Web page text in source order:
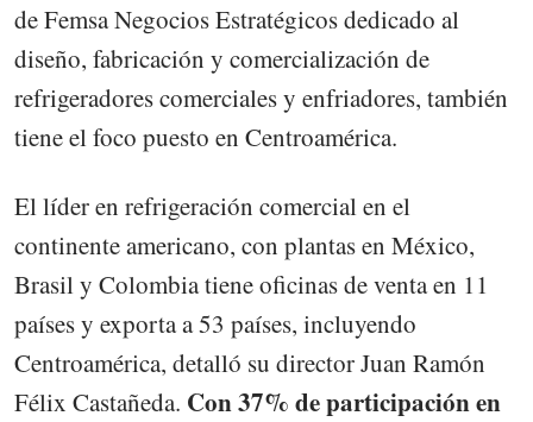
de Femsa Negocios Estratégicos dedicado al
diseño, fabricación y comercialización de
refrigeradores comerciales y enfriadores, también
tiene el foco puesto en Centroamérica.
El líder en refrigeración comercial en el
continente americano, con plantas en México,
Brasil y Colombia tiene oficinas de venta en 11
países y exporta a 53 países, incluyendo
Centroamérica, detalló su director Juan Ramón
Félix Castañeda. Con 37% de participación en